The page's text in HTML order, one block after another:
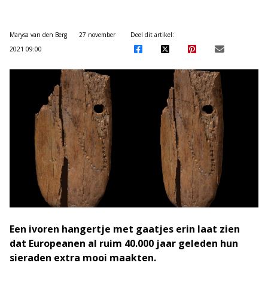
Marysa van den Berg
27 november
2021 09:00
Deel dit artikel:
Een ivoren hangertje met gaatjes erin laat zien
dat Europeanen al ruim 40.000 jaar geleden hun
sieraden extra mooi maakten.